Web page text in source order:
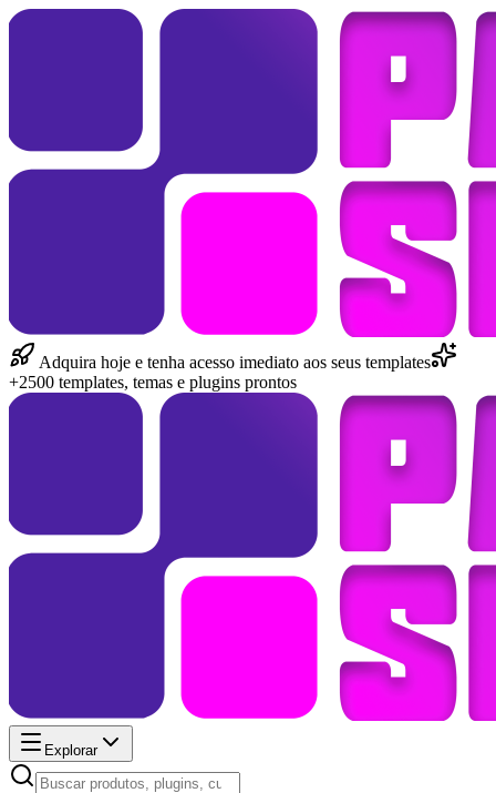
Adquira hoje e tenha acesso imediato aos seus templates
+2500 templates, temas e plugins prontos
Explorar